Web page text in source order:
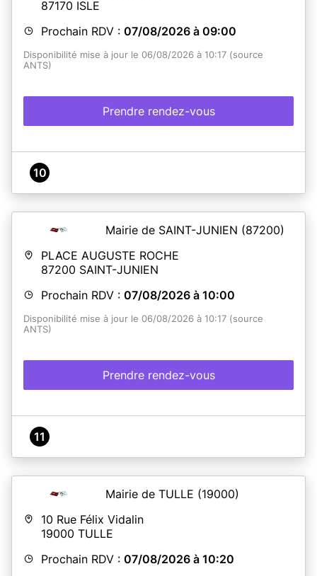
87170 ISLE
Prochain RDV : 07/08/2026 à 09:00
Disponibilité mise à jour le 06/08/2026 à 10:17 (source
ANTS)
Prendre rendez-vous
10
Mairie de SAINT-JUNIEN (87200)
PLACE AUGUSTE ROCHE
87200 SAINT-JUNIEN
Prochain RDV : 07/08/2026 à 10:00
Disponibilité mise à jour le 06/08/2026 à 10:17 (source
ANTS)
Prendre rendez-vous
11
Mairie de TULLE (19000)
10 Rue Félix Vidalin
19000 TULLE
Prochain RDV : 07/08/2026 à 10:20